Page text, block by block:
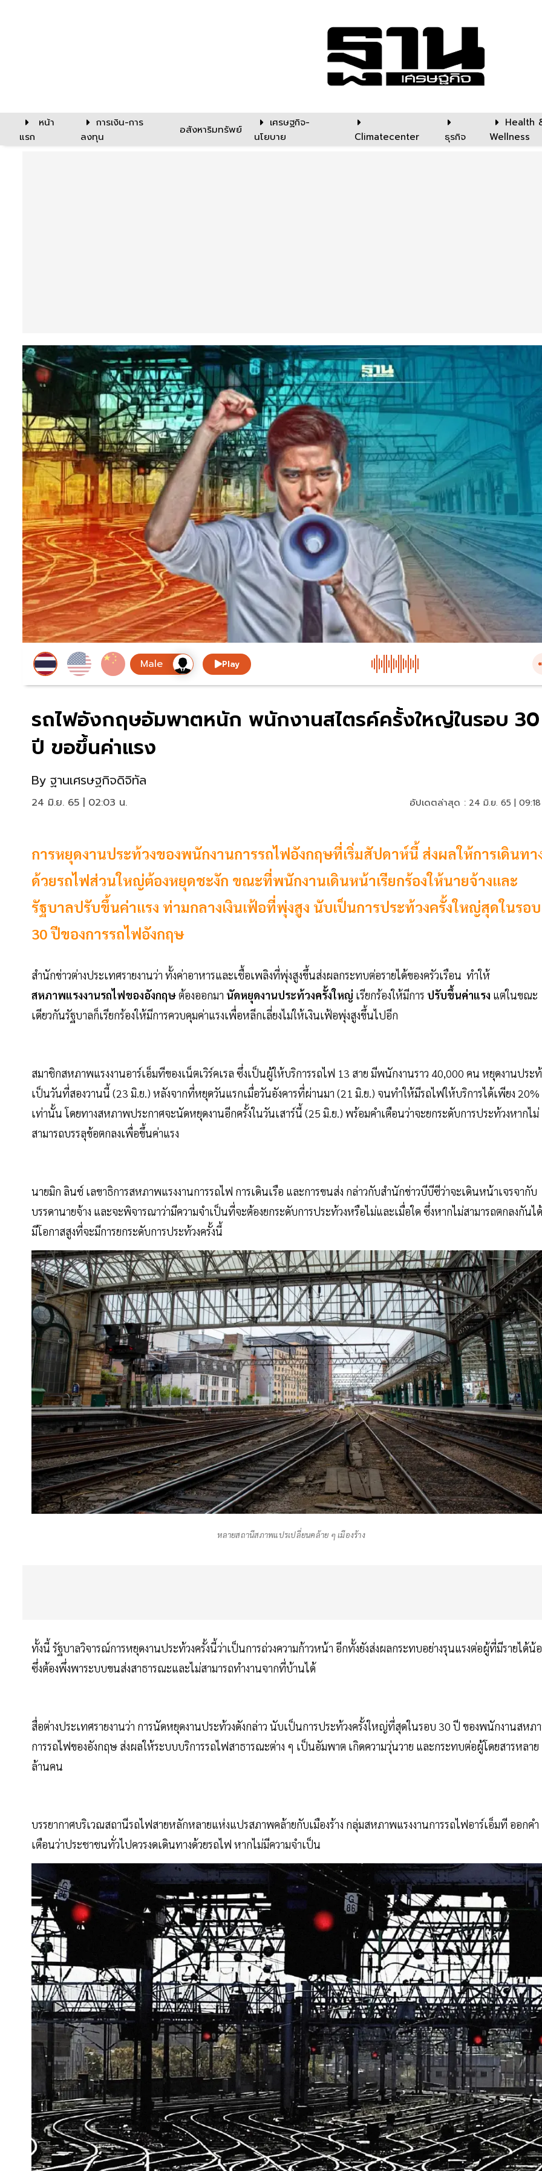
หน้า
แรก
การเงิน-การ
ลงทุน
อสังหาริมทรัพย์
เศรษฐกิจ-
นโยบาย
Climatecenter ธุรกิจ
Health
Wellness
Play
รถไฟอังกฤษอัมพาตหนัก พนักงานสไตรค์ครั้งใหญ่ในรอบ 30
ปี ขอขึ้นค่าแรง
By ฐานเศรษฐกิจดิจิทัล
24 มิ.ย. 65 | 02:03 น. อัปเดตล่าสุด : 24 มิ.ย. 65 |
การหยุดงานประท้วงของพนักงานการรถไฟอังกฤษที่เริ่มสัปดาห์นี้ ส่งผลให้การเดินทา
ด้วยรถไฟส่วนใหญ่ต้องหยุดชะงัก ขณะที่พนักงานเดินหน้าเรียกร้องให้นายจ้างและ
รัฐบาลปรับขึ้นค่าแรง ท่ามกลางเงินเฟ้อที่พุ่งสูง นับเป็นการประท้วงครั้งใหญ่สุดในรอบ
30 ปีของการรถไฟอังกฤษ
สำนักข่าวต่างประเทศรายงานว่า ทั้งค่าอาหารและเชื้อเพลิงที่พุ่งสูงขึ้นส่งผลกระทบต่อรายได้ของครัวเรือน ทำให้
สหภาพแรงงานรถไฟของอังกฤษต้องออกมา นัดหยุดงานประท้วงครั้งใหญ่ เรียกร้องให้มีการ ปรับขึ้นค่าแรง แต่ในขณะ
เดียวกันรัฐบาลก็เรียกร้องให้มีการควบคุมค่าแรงเพื่อหลีกเลี่ยงไม่ให้เงินเฟ้อพุ่งสูงขึ้นไปอีก
สมาชิกสหภาพแรงงานอาร์เอ็มทีของเน็ตเวิร์คเรล ซึ่งเป็นผู้ให้บริการรถไฟ 13 สาย มีพนักงานราว 40,000 คน หยุดงานประ
เป็นวันที่สองวานนี้ (23 มิ.ย.) หลังจากที่หยุดวันแรกเมื่อวันอังคารที่ผ่านมา (21 มิ.ย.) จนทำให้มีรถไฟให้บริการได้เพียง 20%
เท่านั้น โดยทางสหภาพประกาศจะนัดหยุดงานอีกครั้งในวันเสาร์นี้ (25 มิ.ย.) พร้อมคำเตือนว่าจะยกระดับการประท้วงหากไม่
สามารถบรรลุข้อตกลงเพื่อขึ้นค่าแรง
นายมิก ลินช์ เลขาธิการสหภาพแรงงานการรถไฟ การเดินเรือ และการขนส่ง กล่าวกับสำนักข่าวบีบีซีว่าจะเดินหน้าเจรจากับ
บรรดานายจ้าง และจะพิจารณาว่ามีความจำเป็นที่จะต้องยกระดับการประท้วงหรือไม่และเมื่อใด ซึ่งหากไม่สามารถตกลงกันไ
มีโอกาสสูงที่จะมีการยกระดับการประท้วงครั้งนี้
หลายสถานีสภาพแปรเปลี่ยนคล้าย ๆ เมืองร้าง
ทั้งนี้ รัฐบาลวิจารณ์การหยุดงานประท้วงครั้งนี้ว่าเป็นการถ่วงความก้าวหน้า อีกทั้งยังส่งผลกระทบอย่างรุนแรงต่อผู้ที่มีรายได้น้
ซึ่งต้องพึ่งพาระบบขนส่งสาธารณะและไม่สามารถทำงานจากที่บ้านได้
สื่อต่างประเทศรายงานว่า การนัดหยุดงานประท้วงดังกล่าว นับเป็นการประท้วงครั้งใหญ่ที่สุดในรอบ 30 ปี ของพนักงานสหภ
การรถไฟของอังกฤษ ส่งผลให้ระบบบริการรถไฟสาธารณะต่าง ๆ เป็นอัมพาต เกิดความวุ่นวาย และกระทบต่อผู้โดยสารหลาย
ล้านคน
บรรยากาศบริเวณสถานีรถไฟสายหลักหลายแห่งแปรสภาพคล้ายกับเมืองร้าง กลุ่มสหภาพแรงงานการรถไฟอาร์เอ็มที ออกคำ
เตือนว่าประชาชนทั่วไปควรงดเดินทางด้วยรถไฟ หากไม่มีความจำเป็น